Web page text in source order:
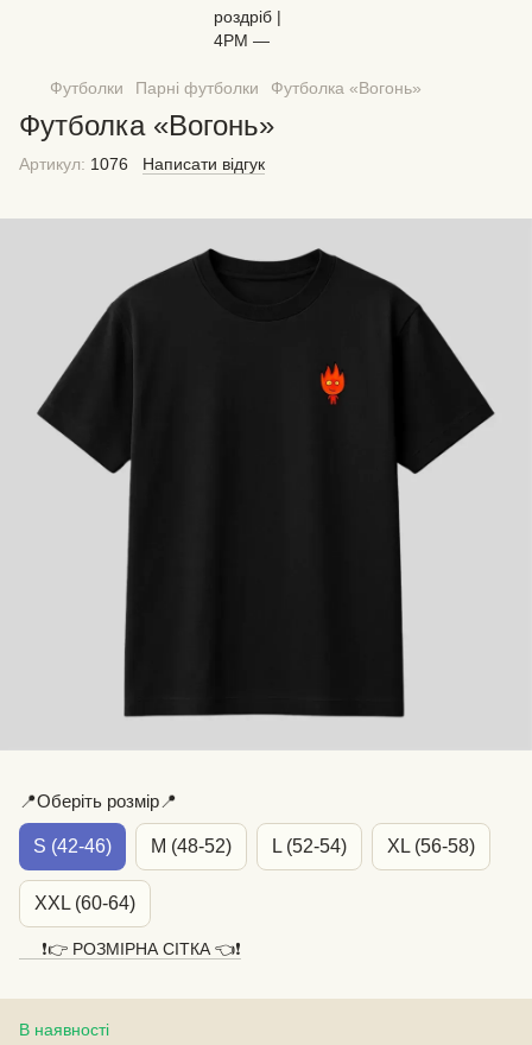
Футболки Парні футболки Футболка «Вогонь»
Футболка «Вогонь»
Артикул: 1076 Написати відгук
📍Оберіть розмір📍
S (42-46) M (48-52) L (52-54) XL (56-58)
XXL (60-64)
❗️👉 РОЗМІРНА СІТКА 👈❗️
В наявності